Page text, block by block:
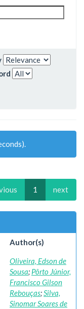
1 next
Author(s)
Oliveira, Edson de
Sousa; Pôrto Júnior,
Francisco Gilson
Rebouças;Silva,
Sinomar Soares de